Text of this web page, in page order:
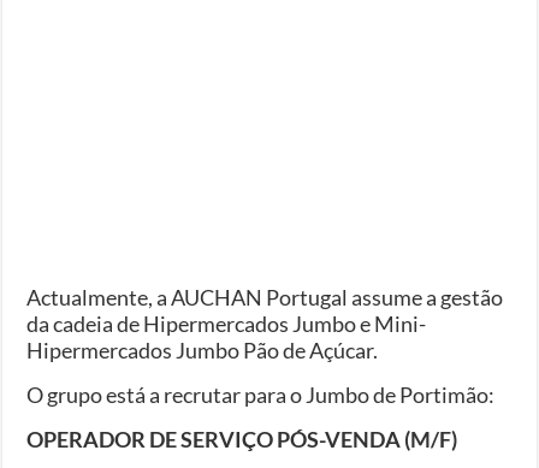
Actualmente, a AUCHAN Portugal assume a gestão
da cadeia de Hipermercados Jumbo e Mini-
Hipermercados Jumbo Pão de Açúcar.
O grupo está a recrutar para o Jumbo de Portimão:
OPERADOR DE SERVIÇO PÓS-VENDA (M/F)